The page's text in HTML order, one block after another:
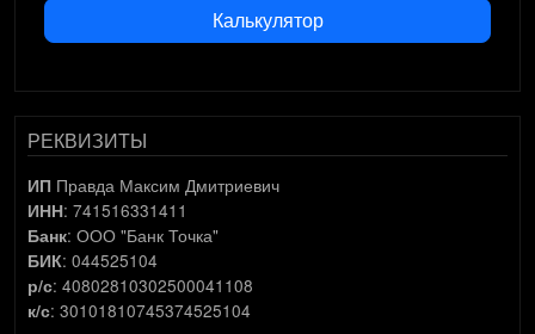
Калькулятор
РЕКВИЗИТЫ
ИП Правда Максим Дмитриевич
ИНН: 741516331411
Банк: ООО "Банк Точка"
БИК: 044525104
р/с: 40802810302500041108
к/с: 30101810745374525104